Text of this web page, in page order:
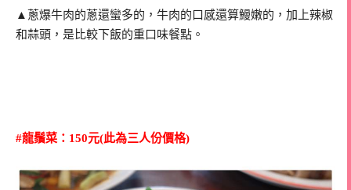
▲蔥爆牛肉的蔥還蠻多的，牛肉的口感還算鰻嫩的，加上辣椒
和蒜頭，是比較下飯的重口味餐點。
#龍鬚菜：150元(此為三人份價格)